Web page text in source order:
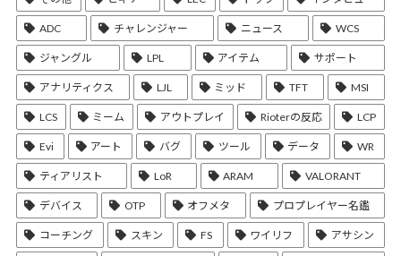
ADC チャレンジャー ニュース WCS
ジャングル LPL アイテム サポート
アナリティクス LJL ミッド TFT MSI
LCS ミーム アウトプレイ Rioterの反応 LCP
Evi アート バグ ツール データ WR
ティアリスト LoR ARAM VALORANT
デバイス OTP オフメタ プロプレイヤー名鑑
コーチング スキン FS ワイリフ アサシン